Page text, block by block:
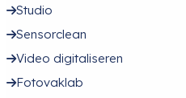
Studio
Sensorclean
Video digitaliseren
Fotovaklab